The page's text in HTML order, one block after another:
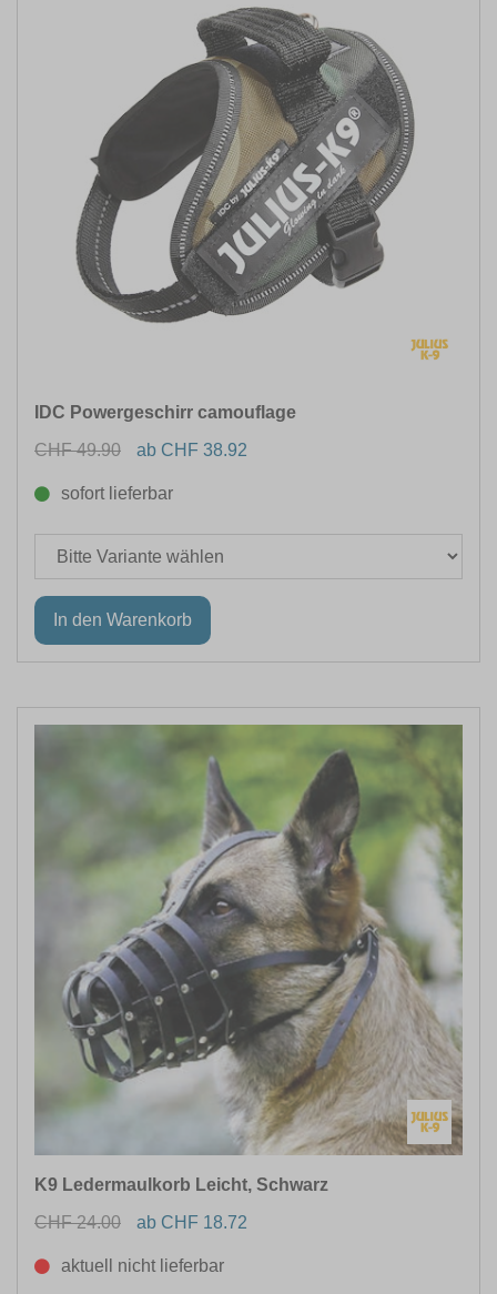
IDC Powergeschirr camouflage
CHF 49.90
ab CHF 38.92
sofort lieferbar
K9 Ledermaulkorb Leicht, Schwarz
CHF 24.00
ab CHF 18.72
aktuell nicht lieferbar